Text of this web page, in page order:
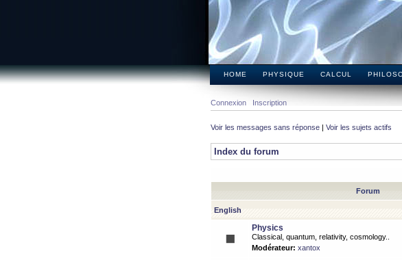
HOME PHYSIQUE CALCUL
Connexion Inscription
Voir les messages sans réponse | Voir les sujets actifs
Index du forum
Forum
English
Physics
Classical, quantum, relativity, cosmology..
Modérateur: xantox